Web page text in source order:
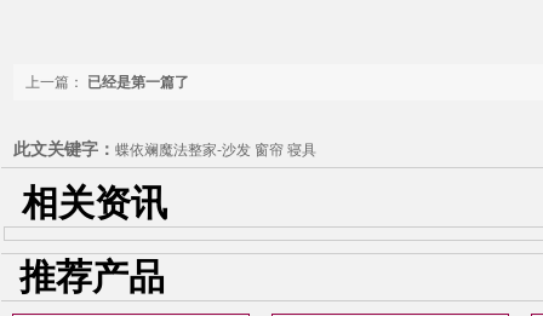
上一篇： 已经是第一篇了
此文关键字： 蝶依斓魔法整家-沙发 窗帘 寝具
相关资讯
推荐产品